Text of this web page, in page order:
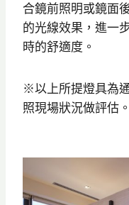
合鏡前照明或鏡面
的光線效果，進一
時的舒適度。
※以上所提燈具為
照現場狀況做評估。